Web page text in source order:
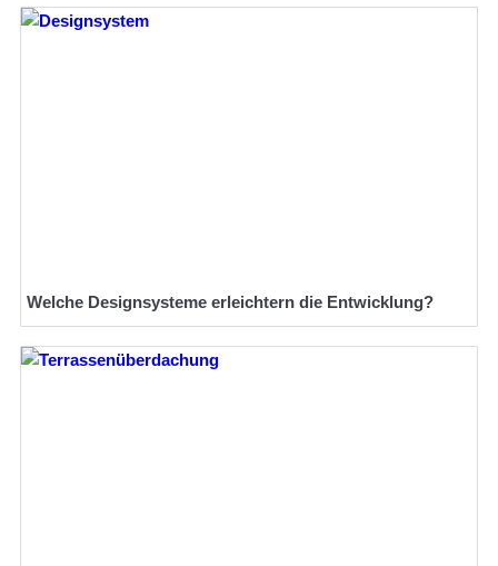
Welche Designsysteme erleichtern die Entwicklung?